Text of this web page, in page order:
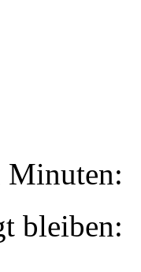
Minuten:
bleiben: